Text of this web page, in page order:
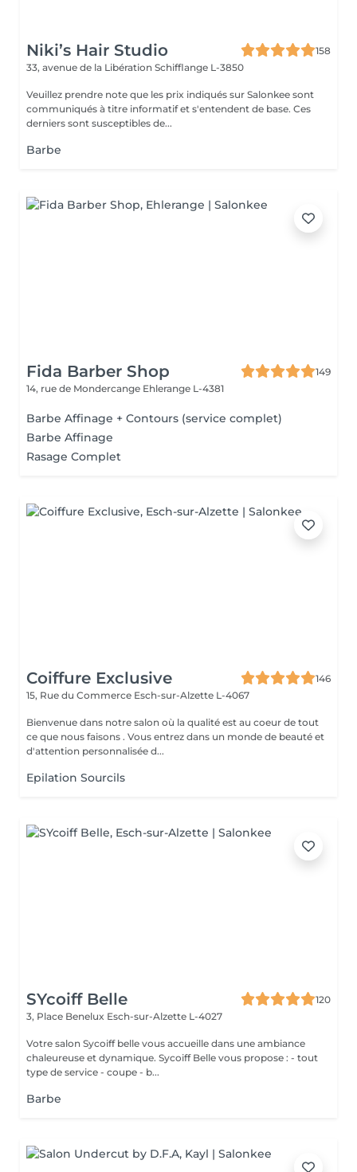
Niki’s Hair Studio
158
33, avenue de la Libération Schifflange L-3850
Veuillez prendre note que les prix indiqués sur Salonkee sont
communiqués à titre informatif et s'entendent de base. Ces
derniers sont susceptibles de...
Barbe
Fida Barber Shop
149
14, rue de Mondercange Ehlerange L-4381
Barbe Affinage + Contours (service complet)
Barbe Affinage
Rasage Complet
Coiffure Exclusive
146
15, Rue du Commerce Esch-sur-Alzette L-4067
Bienvenue dans notre salon où la qualité est au coeur de tout
ce que nous faisons . Vous entrez dans un monde de beauté et
d'attention personnalisée d...
Epilation Sourcils
SYcoiff Belle
120
3, Place Benelux Esch-sur-Alzette L-4027
Votre salon Sycoiff belle vous accueille dans une ambiance
chaleureuse et dynamique. Sycoiff Belle vous propose : - tout
type de service - coupe - b...
Barbe